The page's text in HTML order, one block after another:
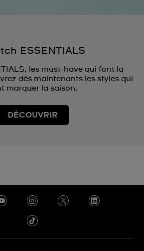
ESSENTIALS
les must-have qui font la
dès maintenants les styles qui
marquer la saison.
DÉCOUVRIR